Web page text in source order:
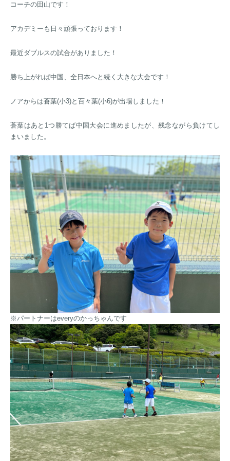
コーチの田山です！
アカデミーも日々頑張っております！
最近ダブルスの試合がありました！
勝ち上がれば中国、全日本へと続く大きな大会です！
ノアからは蒼葉(小3)と百々葉(小6)が出場しました！
蒼葉はあと1つ勝てば中国大会に進めましたが、残念ながら負けてし
まいました。
※パートナーはeveryのかっちゃんです